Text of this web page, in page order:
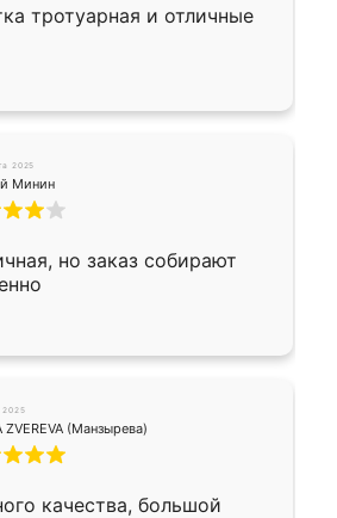
тротуарная и отличные
2025
Минин
но заказ собирают
2025
ZVEREVA (Манзырева)
качества, большой